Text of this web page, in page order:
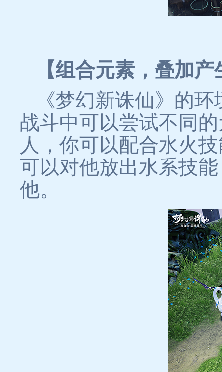
【组合元素，叠加
《梦幻新诛仙》的
战斗中可以尝试不同
人，你可以配合水火
可以对他放出水系技
他。